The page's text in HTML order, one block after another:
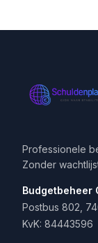
Professionele
Zonder
Budgetbeheer
Postbus 802,
KvK: 84443596